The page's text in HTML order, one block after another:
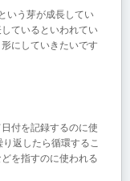
いう芽が成長してい
ているといわれてい
にしていきたいです
付を記録するのに使
返したら循環するこ
を指すのに使われる